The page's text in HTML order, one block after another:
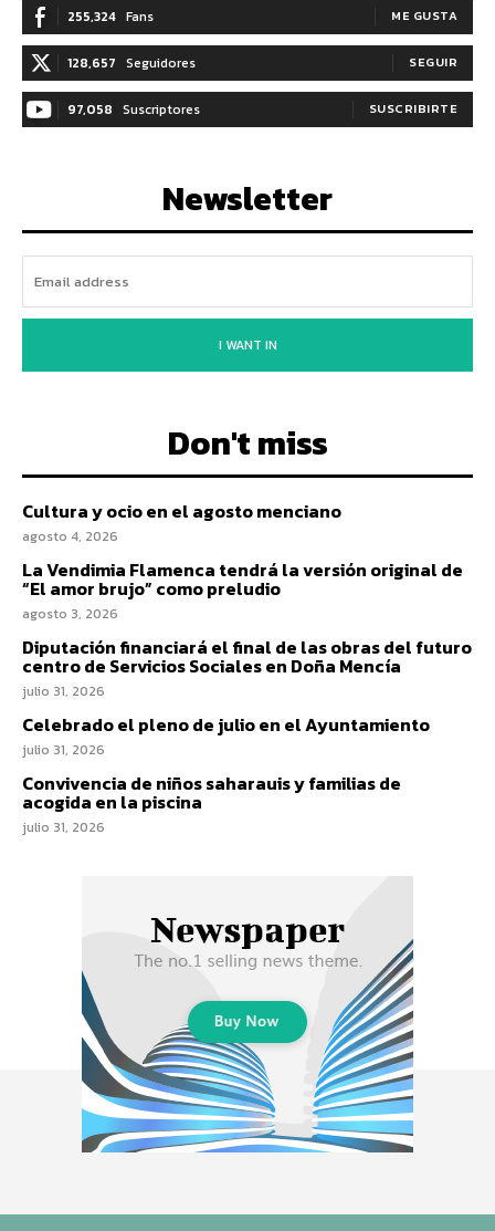
255,324 Fans ME GUSTA
128,657 Seguidores SEGUIR
97,058 Suscriptores SUSCRIBIRTE
Newsletter
I WANT IN
Don't miss
Cultura y ocio en el agosto menciano
agosto 4, 2026
La Vendimia Flamenca tendrá la versión original de
“El amor brujo” como preludio
agosto 3, 2026
Diputación financiará el final de las obras del futuro
centro de Servicios Sociales en Doña Mencía
julio 31, 2026
Celebrado el pleno de julio en el Ayuntamiento
julio 31, 2026
Convivencia de niños saharauis y familias de
acogida en la piscina
julio 31, 2026